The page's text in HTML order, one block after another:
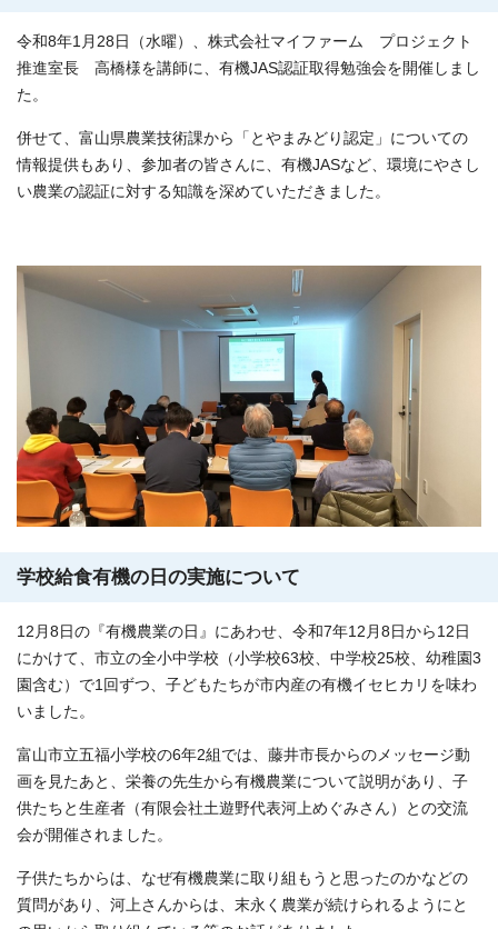
令和8年1月28日（水曜）、株式会社マイファーム プロジェクト
推進室長 高橋様を講師に、有機JAS認証取得勉強会を開催しまし
た。
併せて、富山県農業技術課から「とやまみどり認定」についての
情報提供もあり、参加者の皆さんに、有機JASなど、環境にやさし
い農業の認証に対する知識を深めていただきました。
学校給食有機の日の実施について
12月8日の『有機農業の日』にあわせ、令和7年12月8日から12日
にかけて、市立の全小中学校（小学校63校、中学校25校、幼稚園3
園含む）で1回ずつ、子どもたちが市内産の有機イセヒカリを味わ
いました。
富山市立五福小学校の6年2組では、藤井市長からのメッセージ動
画を見たあと、栄養の先生から有機農業について説明があり、子
供たちと生産者（有限会社土遊野代表河上めぐみさん）との交流
会が開催されました。
子供たちからは、なぜ有機農業に取り組もうと思ったのかなどの
質問があり、河上さんからは、末永く農業が続けられるようにと